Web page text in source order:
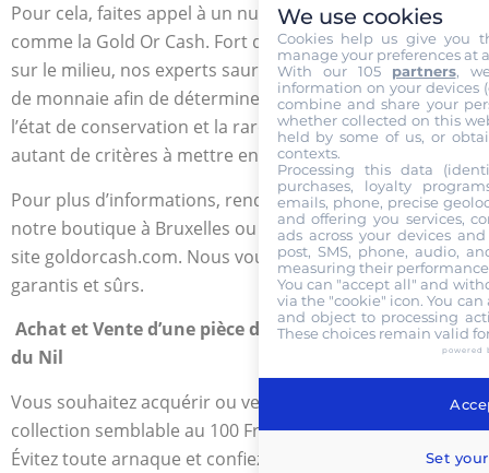
Pour cela, faites appel à un numismate professionnel
comme la Gold Or Cash. Fort d’une fine connaissance
sur le milieu, nos experts sauront authentifier vos pièces
de monnaie afin de déterminer son juste prix. Pour cela,
l’état de conservation et la rareté de votre pièce sont
autant de critères à mettre en avant.
Pour plus d’informations, rendez-vous directement dans
notre boutique à Bruxelles ou connectez-vous sur notre
site goldorcash.com. Nous vous proposons des services
garantis et sûrs.
Achat et Vente d’une pièce de 100 FrancsOr Trésors
du Nil
Vous souhaitez acquérir ou vendre une pièce de
collection semblable au 100 Francs Trésors du Nil ?
Évitez toute arnaque et confiez votre projet à la Gold Or
We use cookies
Cookies help us give you
manage your preferences at
With our 105 partners,
information on your devices
combine and share your
whether collected on this
held by some of us, or
contexts.
Processing this data
purchases, loyalty
emails, phone, precise
and offering you services,
ads across your devices
post, SMS, phone, audio,
measuring their
You can "accept all" and
via the "cookie" icon. You
and object to processing
These choices remain valid
powered
Set